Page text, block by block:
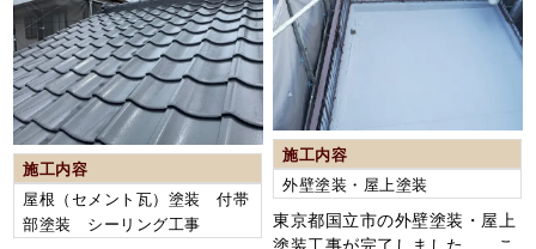
施工内容
屋根（セメント瓦）塗装 付帯
部塗装 シーリング工事
施工内容
外壁塗装・屋上塗装
東京都国立市の外壁塗装・屋上
塗装工事が完了しました。 こ